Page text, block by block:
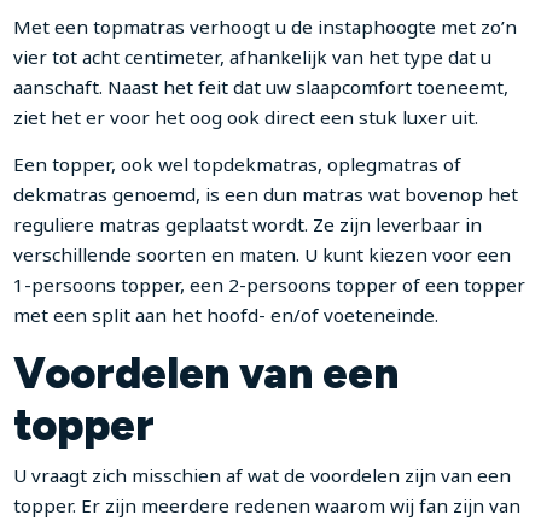
Met een topmatras verhoogt u de instaphoogte met zo’n
vier tot acht centimeter, afhankelijk van het type dat u
aanschaft. Naast het feit dat uw slaapcomfort toeneemt,
ziet het er voor het oog ook direct een stuk luxer uit.
Een topper, ook wel topdekmatras, oplegmatras of
dekmatras genoemd, is een dun matras wat bovenop het
reguliere matras geplaatst wordt. Ze zijn leverbaar in
verschillende soorten en maten. U kunt kiezen voor een
1-persoons topper, een 2-persoons topper of een topper
met een split aan het hoofd- en/of voeteneinde.
Voordelen van een
topper
U vraagt zich misschien af wat de voordelen zijn van een
topper. Er zijn meerdere redenen waarom wij fan zijn van